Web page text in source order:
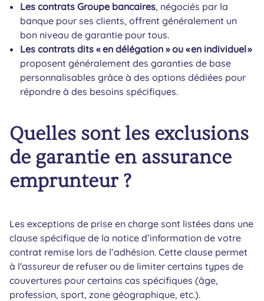
Les contrats Groupe bancaires, négociés par la
banque pour ses clients, offrent généralement un
bon niveau de garantie pour tous.
Les contrats dits « en délégation » ou « en individuel »
proposent généralement des garanties de base
personnalisables grâce à des options dédiées pour
répondre à des besoins spécifiques.
Quelles sont les exclusions
de garantie en assurance
emprunteur ?
Les exceptions de prise en charge sont listées dans une
clause spécifique de la notice d’information de votre
contrat remise lors de l’adhésion. Cette clause permet
à l'assureur de refuser ou de limiter certains types de
couvertures pour certains cas spécifiques (âge,
profession, sport, zone géographique, etc.).